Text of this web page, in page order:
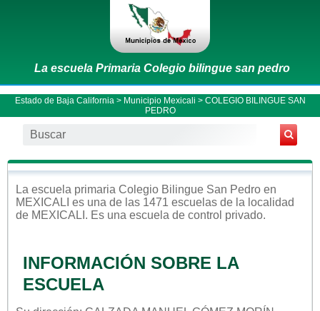
La escuela Primaria Colegio bilingue san pedro
Estado de Baja California > Municipio Mexicali > COLEGIO BILINGUE SAN
PEDRO
La escuela primaria Colegio Bilingue San Pedro en
MEXICALI es una de las 1471 escuelas de la localidad
de MEXICALI . Es una escuela de control privado.
INFORMACIÓN SOBRE LA
ESCUELA